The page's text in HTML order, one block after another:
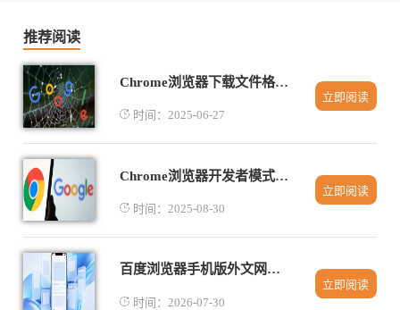
推荐阅读
Chrome浏览器下载文件格式兼容性分析
时间：2025-06-27
立即阅读
Chrome浏览器开发者模式调试操作易学吗
时间：2025-08-30
立即阅读
百度浏览器手机版外文网页自动识别无需手动切换翻译
时间：2026-07-30
立即阅读